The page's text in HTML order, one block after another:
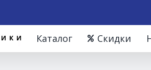
Каталог Скидки